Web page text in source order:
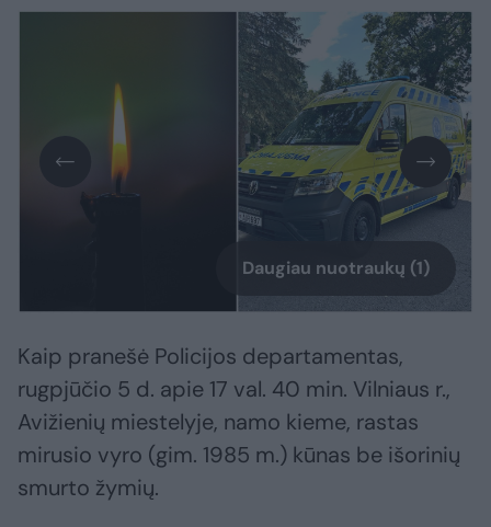
Daugiau nuotraukų (1)
Kaip pranešė Policijos departamentas,
rugpjūčio 5 d. apie 17 val. 40 min. Vilniaus r.,
Avižienių miestelyje, namo kieme, rastas
mirusio vyro (gim. 1985 m.) kūnas be išorinių
smurto žymių.